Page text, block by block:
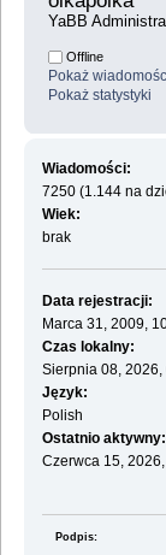
YaBB
Offline
Pokaż
Pokaż statystyki
Wiadomości:
7250 (1.144 na
Wiek:
brak
Data rejestracji:
Marca 31, 2009,
Czas lokalny:
Sierpnia 08,
Język:
Polish
Ostatnio aktywny:
Czerwca 15,
Podpis: